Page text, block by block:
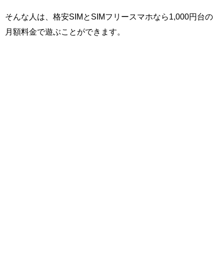
そんな人は、格安SIMとSIMフリースマホなら1,000円台の
月額料金で遊ぶことができます。